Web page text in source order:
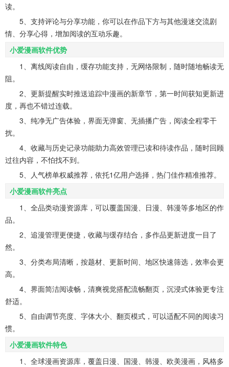
读。
5、支持评论与分享功能，你可以在作品下方与其他漫迷交流剧
情、分享心得，增加阅读的互动乐趣。
小爱漫画软件优势
1、离线阅读自由，缓存功能支持，无网络限制，随时随地畅读无
阻。
2、更新提醒实时推送追踪中漫画的新章节，第一时间获知更新进
度，再也不错过连载。
3、纯净无广告体验，界面无弹窗、无插播广告，阅读全程零干
扰。
4、收藏与历史记录功能助力高效管理已读和待读作品，随时回顾
过往内容，不怕找不到。
5、人气榜单权威推荐，依托1亿用户选择，热门佳作精准推荐。
小爱漫画软件亮点
1、全品类动漫资源库，可以覆盖国漫、日漫、韩漫等多地区的作
品。
2、追漫管理更便捷，收藏与缓存结合，多作品更新进度一目了
然。
3、分类布局清晰，按题材、更新时间、地区快速筛选，效率会更
高。
4、界面简洁阅读畅，清爽视觉搭配流畅翻页，沉浸式体验更专注
舒适。
5、自由调节亮度、字体大小、翻页模式，可以适配不同的阅读习
惯。
小爱漫画软件特色
1、全球漫画资源库，覆盖日漫、国漫、韩漫、欧美漫画，风格多